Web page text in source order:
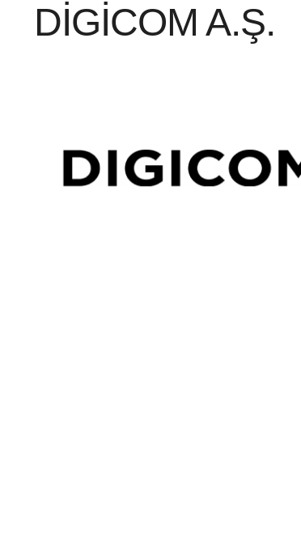
DİGİCOM A.Ş.